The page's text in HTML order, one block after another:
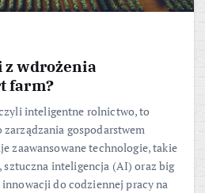
z wdrożenia
farm?
inteligentne rolnictwo, to
gospodarstwem
zaawansowane technologie, takie
inteligencja (AI) oraz big
do codziennej pracy na